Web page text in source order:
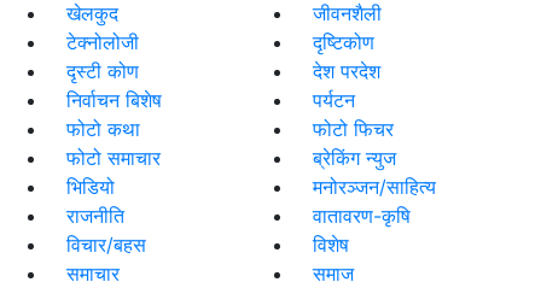
खेलकुद
जीवनशैली
टेक्नोलोजी
दृष्टिकोण
दृस्टी कोण
देश परदेश
निर्वाचन बिशेष
पर्यटन
फोटो कथा
फोटो फिचर
फोटो समाचार
ब्रेकिंग न्युज
भिडियो
मनोरञ्जन/साहित्य
राजनीति
वातावरण-कृषि
विचार/बहस
विशेष
समाचार
समाज